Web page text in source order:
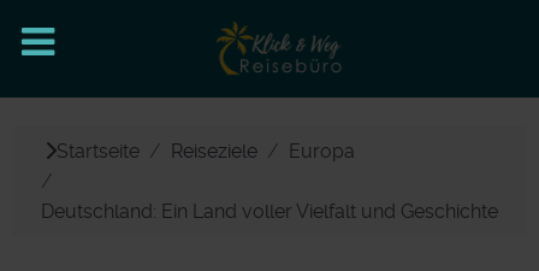
Startseite Reiseziele Europa
Deutschland: Ein Land voller Vielfalt und Geschichte